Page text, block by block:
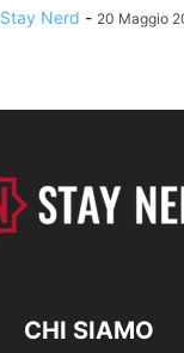
Stay Nerd - 20 Maggio
CHI SIAMO